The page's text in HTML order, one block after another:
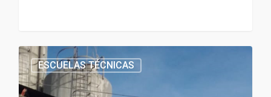
ESCUELAS TÉCNICAS